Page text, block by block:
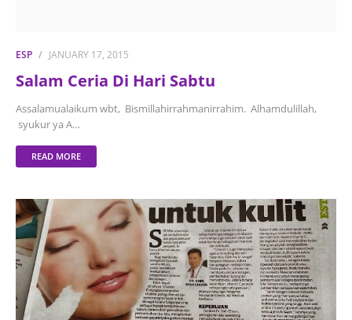
ESP JANUARY 17, 2015
Salam Ceria Di Hari Sabtu
Assalamualaikum wbt, Bismillahirrahmanirrahim. Alhamdulillah,
syukur ya A…
READ MORE